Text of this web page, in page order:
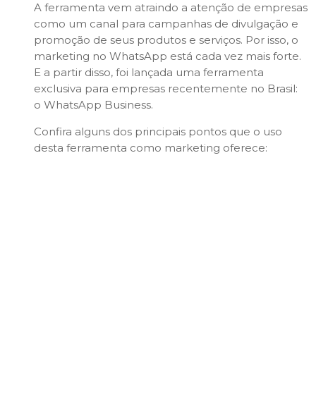
A ferramenta vem atraindo a atenção de empresas
como um canal para campanhas de divulgação e
promoção de seus produtos e serviços. Por isso, o
marketing no WhatsApp está cada vez mais forte.
E a partir disso, foi lançada uma ferramenta
exclusiva para empresas recentemente no Brasil:
o WhatsApp Business.
Confira alguns dos principais pontos que o uso
desta ferramenta como marketing oferece: